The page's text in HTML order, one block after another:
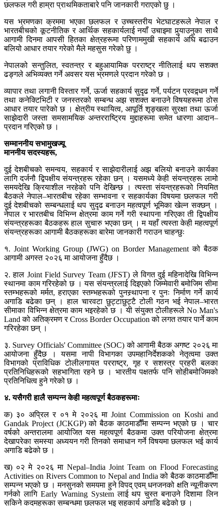
छलफल गरी हाम्रा प्राथमिकताबारे पनि जानकारी गराएको छु ।
यस भ्रमणका क्रममा भएका छलफल र उच्चस्तरीय भेटघाटहरूले नेपाल र
भारतबीचको कूटनीतिक र आर्थिक सहकार्यलाई नयाँ उचाइमा पुर्‍याउनुका साथै
आगामी दिनमा आपसी हितका क्षेत्रहरूमा परिणाममुखी सहकार्य अघि बढाउन
बलियो आधार तयार गरेको मैले महसुस गरेको छु ।
नेपालको सन्तुलित, स्वतन्त्र र बहुआयामिक परराष्ट्र नीतिलाई थप सशक्त
ढङ्गले अभिव्यक्त गर्ने अवसर यस भ्रमणले प्रदान गरेको छ ।
व्यापार तथा लगानी विस्तार गर्ने, ऊर्जा सहकार्य सुदृढ गर्ने, पर्यटन प्रवद्र्धन गर्ने
तथा कनेक्टिभिटी र जनस्तरको सम्बन्ध अझ सशक्त बनाउने विषयहरूमा ठोस
आधार तयार पारेको छ । क्षेत्रीय स्थायित्व, आपूर्ति शृङ्खला सुरक्षा तथा ऊर्जा
साझेदारी जस्ता समसामयिक अन्तरराष्ट्रिय मुद्दाहरूमा समेत धारणा आदान–
प्रदान गरिएको छ ।
सम्माननीय सभामुखज्यू
माननीय सदस्यहरू,
दुई देशबीचको समन्वय, सहकार्य र साझेदारीलाई अझ बलियो बनाउने कार्यका
लागि दर्जनौ द्विपक्षीय संयन्त्रहरू रहेका छन् । यसमध्ये केही संयन्त्रहरू लामो
समयदेखि क्रियाशील नरहेको पनि देखिन्छ । त्यस्ता संयन्त्रहरूको नियमित
बैठकले नेपाल–भारतबीच रहेका सम्भावना र सहकार्यका विषयमा छलफल गरी
दुई देशबीचको सम्बन्धलाई थप सुदृढ बनाउन महत्वपूर्ण भूमिका खेल्न सक्छन् ।
नेपाल र भारतबीच विभिन्न क्षेत्रमा काम गर्ने गरी स्थापना गरिएका ती द्विपक्षीय
संयन्त्रहरूका बैठकहरू हाल सुचारु भएका छन् । म यहाँ त्यस्ता केही महत्वपूर्ण
संयन्त्रहरूका आगामी बैठकहरूका बारेमा जानकारी गराउन चाहन्छुः
१. Joint Working Group (JWG) on Border Management को बैठक
आगामी अगस्त २०२६ मा आयोजना हुँदैछ ।
२. हाल Joint Field Survey Team (JFST) ले विगत दुई महिनादेखि विभिन्न
स्थानमा काम गरिरहेको छ । यस संयन्त्रलाई दिइएको जिम्मेवारी बमोजिम सीमा
स्तम्भहरूको मर्मत, हराएका स्तम्भहरूको पुनस्र्थापना र पुनः निर्माण गर्ने कार्य
अगाडि बढेका छन् । हाल चारवटा छुट्टाछुट्टै टोली गठन भई नेपाल–भारत
सीमाका विभिन्न क्षेत्रमा काम भइरहेको छ । यी संयुक्त टोलीहरूले No Man's
Land को अतिक्रमण र Cross Border Occupation को लगत तयार पार्ने काम
गरिरहेका छन् ।
३. Survey Officials' Committee (SOC) को आगामी बैठक अगष्ट २०२६ मा
आयोजना हुँदैछ । यसमा नापी विभागका उपमहानिर्देशकको नेतृत्वमा उक्त
विभागको प्राविधिक टोलीलगायत परराष्ट्र, गृह र सशस्त्र प्रहरी बलका
प्रतिनिधिहरूको सहभागिता रहने छ । भारतीय पक्षतर्फ पनि सोहीबमोजिमको
प्रतिनिधित्व हुने गरेको छ ।
४. यसैगरी हालै सम्पन्न केही महत्वपूर्ण बैठकहरूमाः
क) ३० अप्रिल र ०१ मे २०२६ मा Joint Commission on Koshi and
Gandak Project (JCKGP) को बैठक काठमाडौँमा सम्पन्न भएको छ । चार
वर्षको अन्तरालमा आयोजित यस महत्वपूर्ण बैठकमा उक्त परियोजना क्षेत्रमा
देखापरेका समस्या अध्ययन गरी तिनको समाधान गर्ने विषयमा छलफल भई कार्य
अगाडि बढेको छ ।
ख) ०२ मे २०२६ मा Nepal–India Joint Team on Flood Forecasting
Activities on Rivers Common to Nepal and India को बैठक काठमाडौँमा
सम्पन्न भएको छ । मनसुनको समयमा हुने विपद् एवम् धनजनको क्षति न्यूनीकरण
गर्नको लागि Early Warning System लाई थप चुस्त बनाउने दिशामा लिन
सकिने कदमहरूका सम्बन्धमा छलफल भइ सहकार्य अगाडि बढेको छ ।